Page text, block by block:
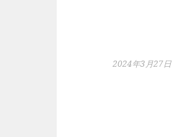
2024年3月27日